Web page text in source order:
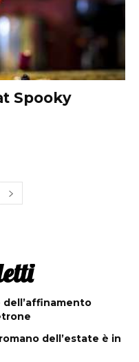
Spooky
dell’affinamento
dell’estate è in